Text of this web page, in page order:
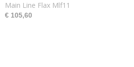
Main Line Flax Mlf11
€ 105,60